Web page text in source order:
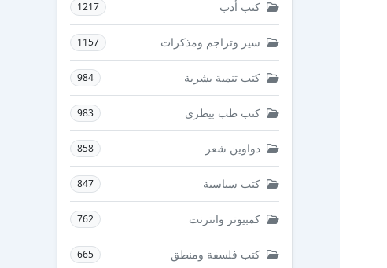
كتب أدب 1217
سير وتراجم ومذكرات 1157
كتب تنمية بشرية 984
كتب طب بيطرى 983
دواوين شعر 858
كتب سياسية 847
كمبيوتر وانترنت 762
كتب فلسفة ومنطق 665